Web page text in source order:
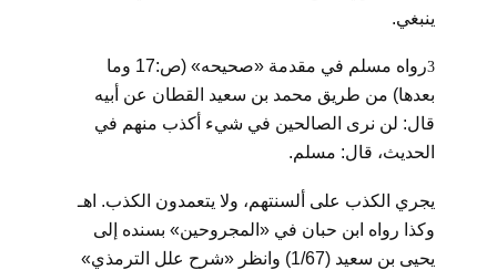
ينبغي.
3
رواه مسلم في مقدمة «صحيحه» (ص:17 وما
بعدها) من طريق محمد بن سعيد القطان عن أبيه
قال: لن نرى الصالحين في شيء أكذب منهم في
الحديث، قال: مسلم.
يجري الكذب على ألسنتهم، ولا يتعمدون الكذب. اهـ
وكذا رواه ابن حبان في «المجروحين» بسنده إلى
يحيى بن سعيد (1/67) وانظر «شرح علل الترمذي»